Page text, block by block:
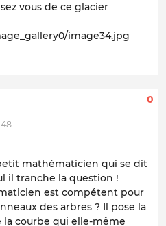
vous de ce glacier
image34.jpg
0
mathématicien qui se dit
il tranche la question !
est compétent pour
des arbres ? Il pose la
courbe qui elle-même